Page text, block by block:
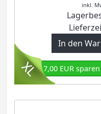
inkl.
In den
17,00 EUR